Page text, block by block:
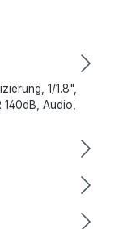
1/1.8",
Audio,